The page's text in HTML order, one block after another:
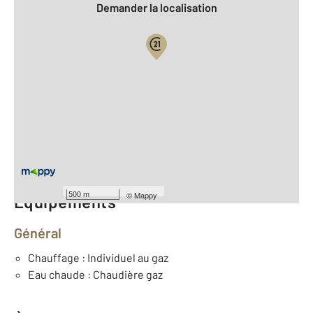
500 m ©Mappy
Demander la localisation
Équipements
Général
Chauffage : Individuel au gaz
Eau chaude : Chaudière gaz